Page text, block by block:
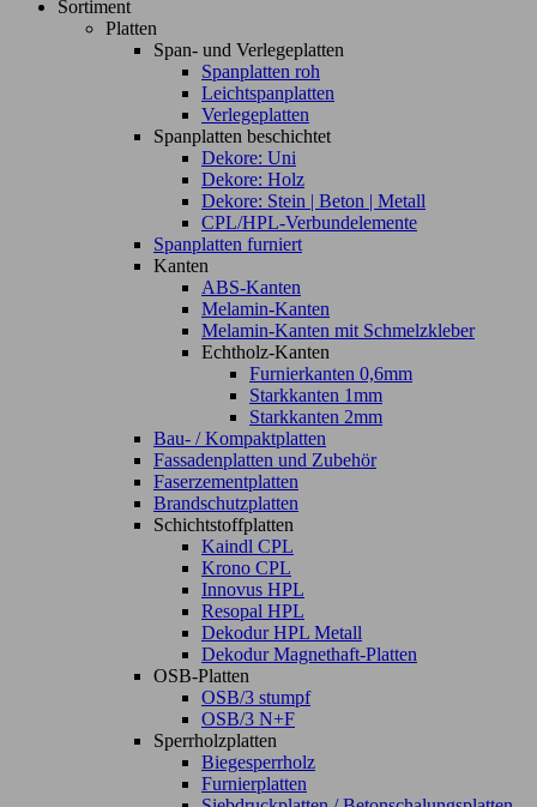
Sortiment
Platten
Span- und Verlegeplatten
Spanplatten roh
Leichtspanplatten
Verlegeplatten
Spanplatten beschichtet
Dekore: Uni
Dekore: Holz
Dekore: Stein | Beton | Metall
CPL/HPL-Verbundelemente
Spanplatten furniert
Kanten
ABS-Kanten
Melamin-Kanten
Melamin-Kanten mit Schmelzkleber
Echtholz-Kanten
Furnierkanten 0,6mm
Starkkanten 1mm
Starkkanten 2mm
Bau- / Kompaktplatten
Fassadenplatten und Zubehör
Faserzementplatten
Brandschutzplatten
Schichtstoffplatten
Kaindl CPL
Krono CPL
Innovus HPL
Resopal HPL
Dekodur HPL Metall
Dekodur Magnethaft-Platten
OSB-Platten
OSB/3 stumpf
OSB/3 N+F
Sperrholzplatten
Biegesperrholz
Furnierplatten